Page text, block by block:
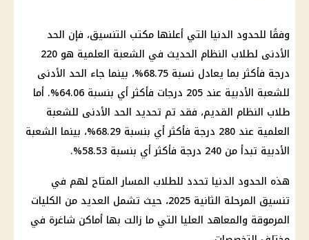
وفقًا للحدود الدنيا التي أعلنها مكتب التنسيق، فإن الحد
الأدنى لطلاب النظام الحديث في الشعبة العلمية هو 220
درجة فأكثر بما يعادل نسبة 68.75%، بينما جاء الحد الأدنى
للشعبة الأدبية عند 205 درجات فأكثر أي بنسبة 64.06%. أما
طلاب النظام القديم، فقد تم تحديد الحد الأدنى للشعبة
العلمية عند 280 درجة فأكثر أي بنسبة 68.29%، بينما الشعبة
الأدبية تبدأ من 240 درجة فأكثر أي بنسبة 58.53%.
هذه الحدود الدنيا تحدد للطلاب المسار المتاح لهم في
تنسيق المرحلة الثانية 2025، حيث تشمل العديد من الكليات
المرموقة والمعاهد العليا التي ما زالت بها أماكن شاغرة في